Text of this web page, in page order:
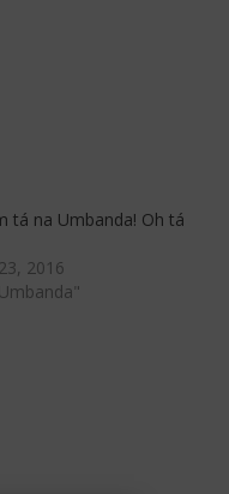
tá na Umbanda! Oh tá
2016